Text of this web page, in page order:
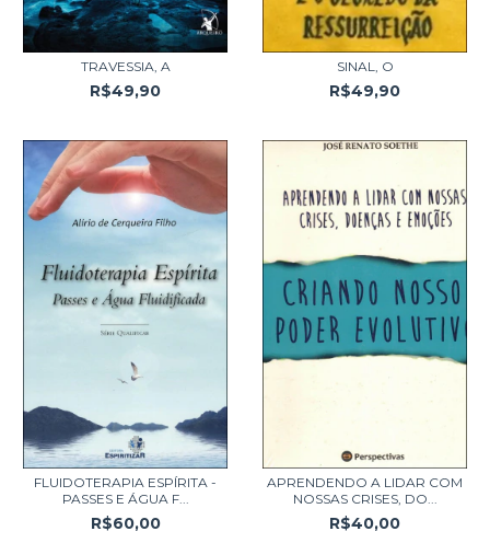
TRAVESSIA, A
R$49,90
SINAL, O
R$49,90
FLUIDOTERAPIA ESPÍRITA -
PASSES E ÁGUA F...
R$60,00
APRENDENDO A LIDAR COM
NOSSAS CRISES, DO...
R$40,00